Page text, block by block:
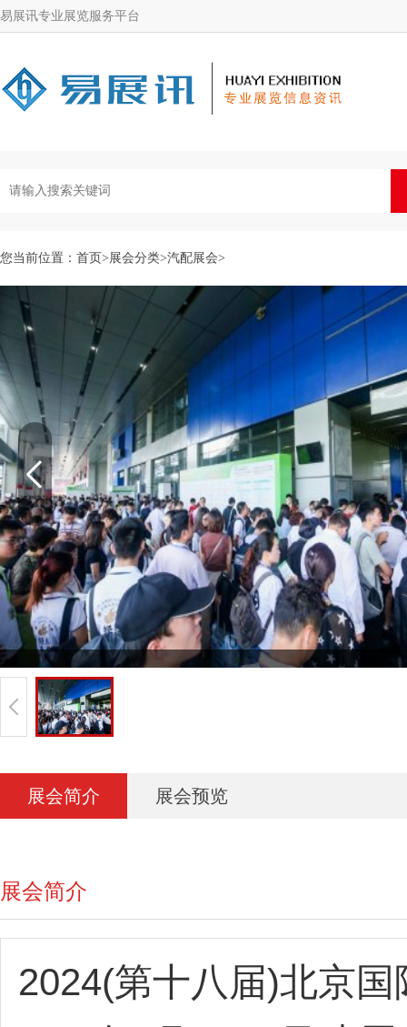
易展讯专业展览服务平台
您当前位置： 首页>展会分类>汽配展会>
展会简介 展会预览
展会简介
2024(第十八届)北京